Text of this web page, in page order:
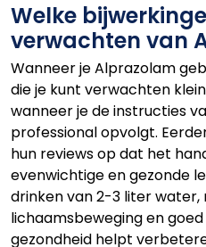
Welke
verwachten van
Wanneer je Alprazolam
die je kunt verwachten
wanneer je de instructies
professional opvolgt.
hun reviews op dat het
evenwichtige en gezonde
drinken van 2-3 liter
lichaamsbeweging en
gezondheid helpt